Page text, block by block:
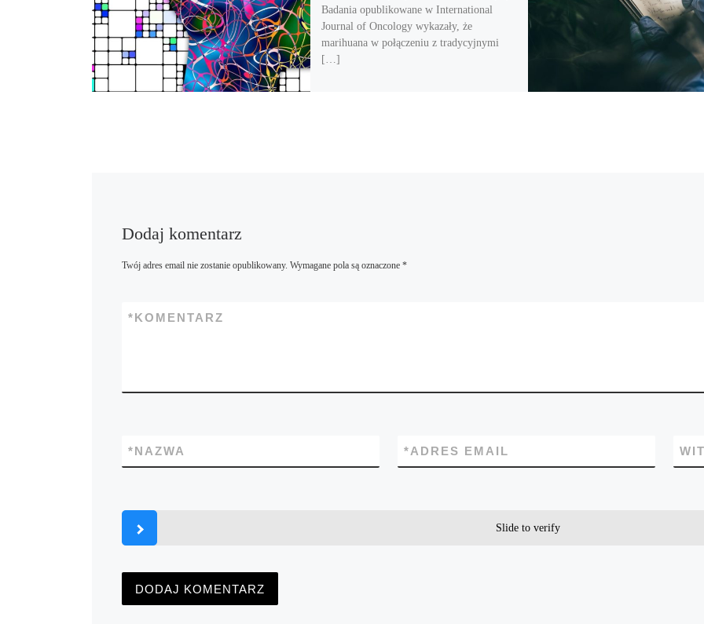
Badania opublikowane w International
Journal of Oncology wykazały, że
marihuana w połączeniu z tradycyjnymi
[…]
Dodaj komentarz
Twój adres email nie zostanie opublikowany. Wymagane pola są oznaczone *
KOMENTARZ
*
NAZWA
* ADRES EMAIL
*
Slide to verify